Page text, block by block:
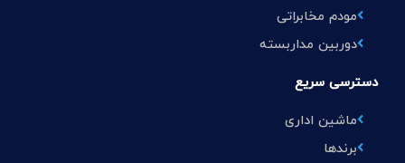
مودم مخابراتی
دوربین مداربسته
دسترسی سریع
ماشین اداری
برندها